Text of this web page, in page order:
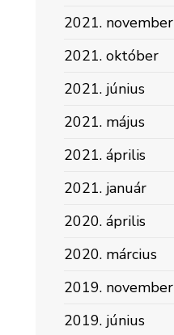
2021. november
2021. október
2021. június
2021. május
2021. április
2021. január
2020. április
2020. március
2019. november
2019. június